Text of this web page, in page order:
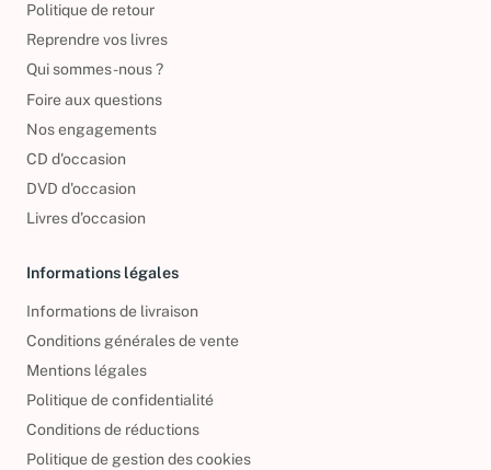
Politique de retour
Reprendre vos livres
Qui sommes-nous ?
Foire aux questions
Nos engagements
CD d'occasion
DVD d'occasion
Livres d’occasion
Informations légales
Informations de livraison
Conditions générales de vente
Mentions légales
Politique de confidentialité
Conditions de réductions
Politique de gestion des cookies